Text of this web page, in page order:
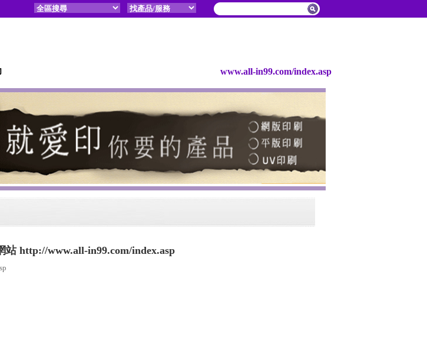
www.all-in99.com/index.asp
http://www.all-in99.com/index.asp